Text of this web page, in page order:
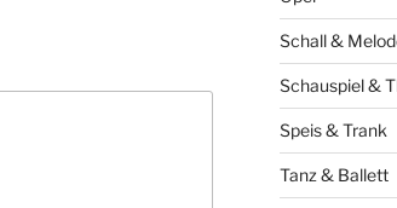
Schall &
Schauspiel &
Speis & Trank
Tanz & Ballett